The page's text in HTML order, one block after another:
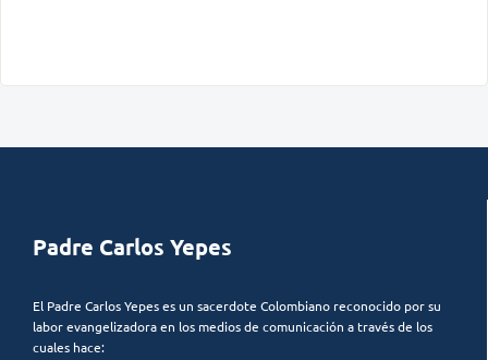
Padre Carlos Yepes
El Padre Carlos Yepes es un sacerdote Colombiano reconocido por su
labor evangelizadora en los medios de comunicación a través de los
cuales hace: